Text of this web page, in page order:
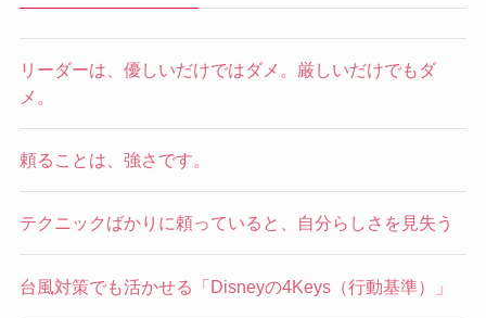
リーダーは、優しいだけではダメ。厳しいだけでもダ
メ。
頼ることは、強さです。
テクニックばかりに頼っていると、自分らしさを見失う
台風対策でも活かせる「Disneyの4Keys（行動基準）」